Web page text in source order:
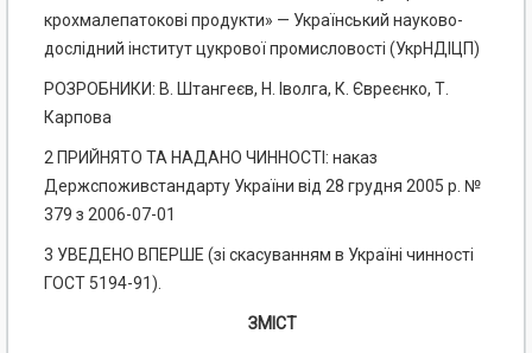
крохмалепатокові продукти» — Український науково-
дослідний інститут цукрової промисловості (УкрНДІЦП)
РОЗРОБНИКИ: В. Штангеєв, Н. Іволга, К. Євреєнко, Т.
Карпова
2 ПРИЙНЯТО ТА НАДАНО ЧИННОСТІ: наказ
Держспоживстандарту України від 28 грудня 2005 р. №
379 з 2006-07-01
3 УВЕДЕНО ВПЕРШЕ (зі скасуванням в Україні чинності
ГОСТ 5194-91).
ЗМІСТ